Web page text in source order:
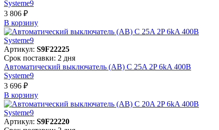
Systeme9
3 806 ₽
В корзинy
Артикул: S9F22225
Срок поставки: 2 дня
Автоматический выключатель (АВ) C 25A 2P 6kA 400В
Systeme9
3 696 ₽
В корзинy
Артикул: S9F22220